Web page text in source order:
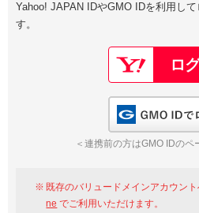
Google
GMO ID
※AmazonはValue
Value Domain Oneア
以下でも登録
Google
GMO ID
Yahoo! JAPAN IDやGMO IDを利用し
す。
＜連携前の方はGMO IDのペ
既存のバリュードメインアカウン
ne でご利用いただけます。